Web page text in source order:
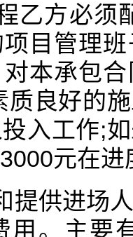
乙方必须
目管理
本承包
质良好的
入工作;
元在
提供进场
用。主要